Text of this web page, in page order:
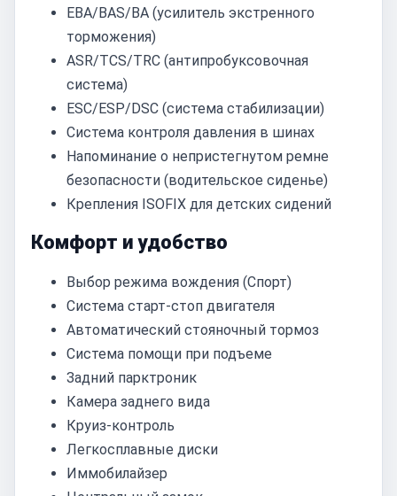
EBA/BAS/BA (усилитель экстренного
торможения)
ASR/TCS/TRC (антипробуксовочная
система)
ESC/ESP/DSC (система стабилизации)
Система контроля давления в шинах
Напоминание о непристегнутом ремне
безопасности (водительское сиденье)
Крепления ISOFIX для детских сидений
Комфорт и удобство
Выбор режима вождения (Спорт)
Система старт-стоп двигателя
Автоматический стояночный тормоз
Система помощи при подъеме
Задний парктроник
Камера заднего вида
Круиз-контроль
Легкосплавные диски
Иммобилайзер